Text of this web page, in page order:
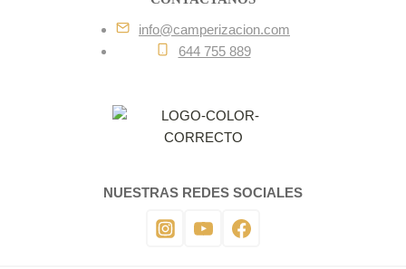
info@camperizacion.com
644 755 889
NUESTRAS REDES SOCIALES